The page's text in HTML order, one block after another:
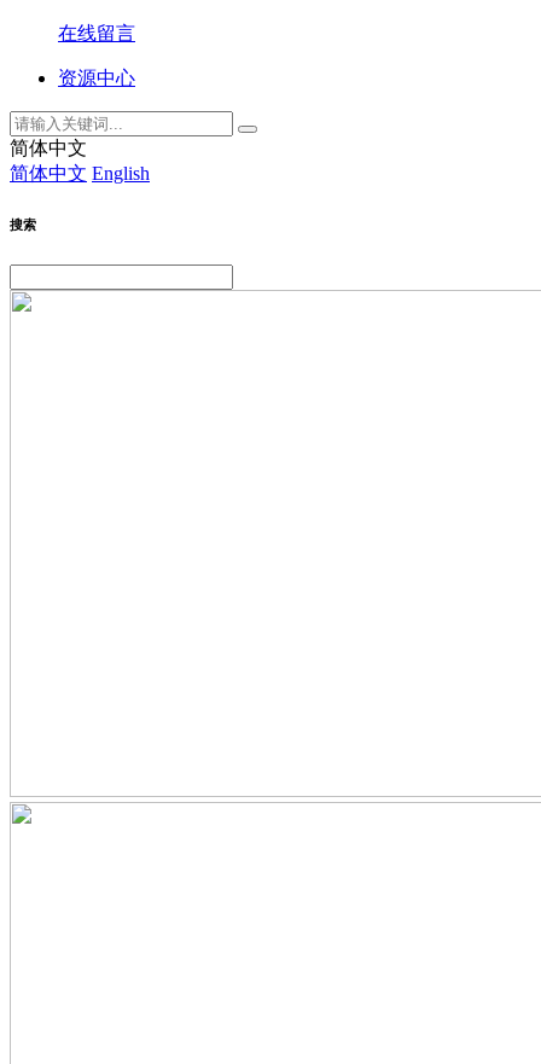
在线留言
资源中心
简体中文
简体中文 English
搜索